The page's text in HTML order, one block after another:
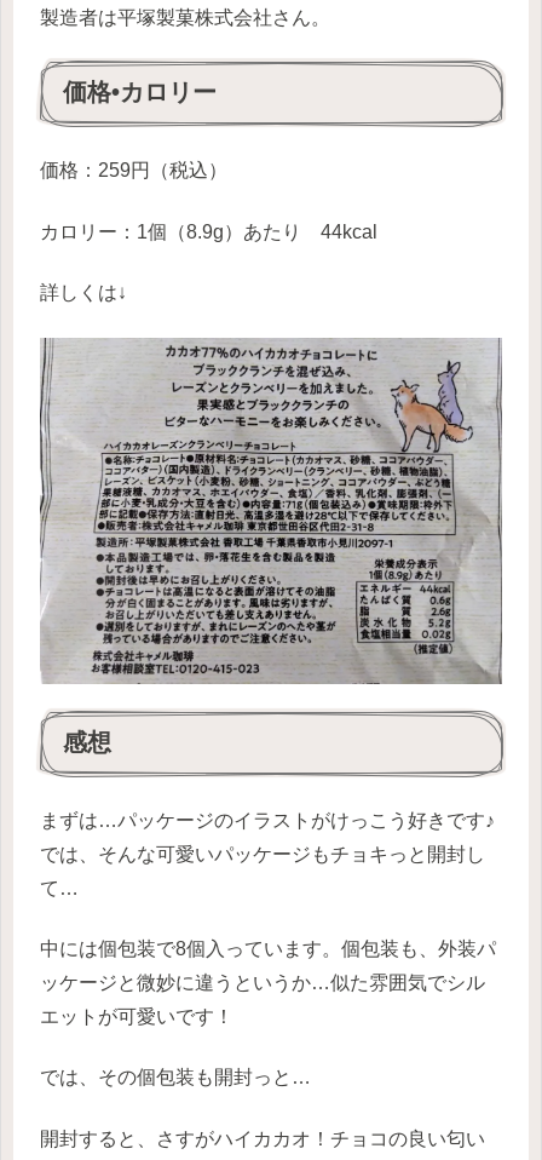
製造者は平塚製菓株式会社さん。
価格•カロリー
価格：259円（税込）
カロリー：1個（8.9g）あたり 44kcal
詳しくは↓
感想
まずは…パッケージのイラストがけっこう好きです♪
では、そんな可愛いパッケージもチョキっと開封し
て…
中には個包装で8個入っています。個包装も、外装パ
ッケージと微妙に違うというか…似た雰囲気でシル
エットが可愛いです！
では、その個包装も開封っと…
開封すると、さすがハイカカオ！チョコの良い匂い